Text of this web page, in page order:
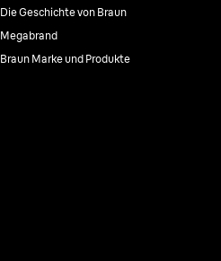
Die Geschichte von Braun
Megabrand
Braun Marke und Produkte